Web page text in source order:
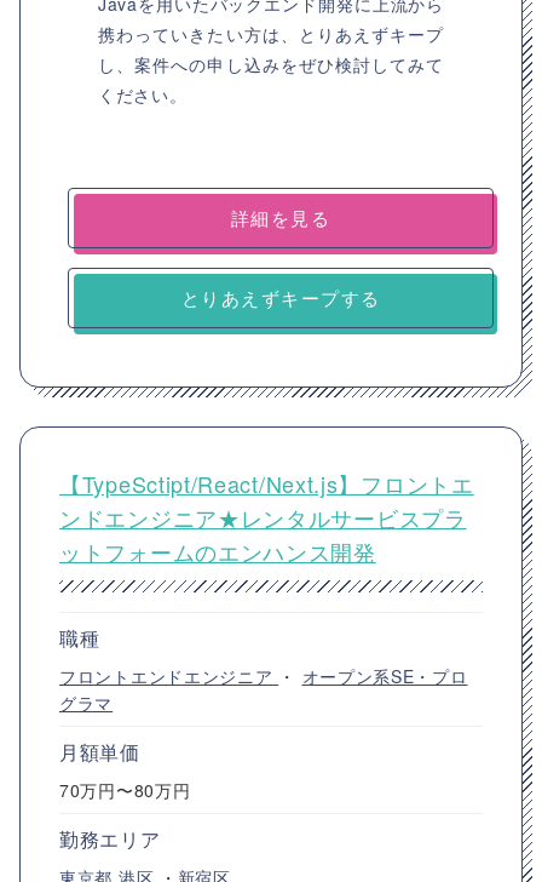
携わっていきたい方は、とりあえずキープ
し、案件への申し込みをぜひ検討してみて
ください。
詳細を見る
とりあえずキープする
【TypeSctipt/React/Next.js】フロントエ
ンドエンジニア★レンタルサービスプラ
ットフォームのエンハンス開発
職種
フロントエンドエンジニア ・ オープン系SE・プロ
グラマ
月額単価
70万円〜80万円
勤務エリア
東京都 港区 ・ 新宿区